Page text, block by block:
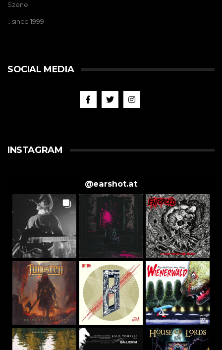
Szene.
…since 1999
SOCIAL MEDIA
INSTAGRAM
@earshot.at